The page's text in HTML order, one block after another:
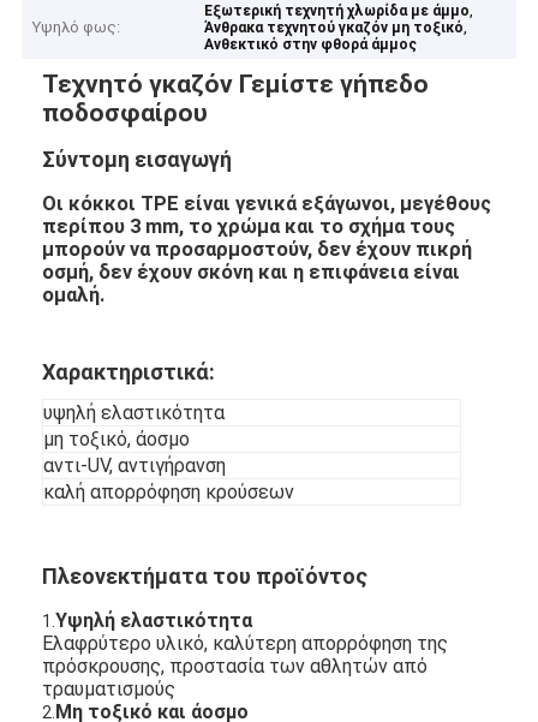
Υψηλό φως:
Εξωτερική τεχνητή χλωρίδα με άμμο,
Άνθρακα τεχνητού γκαζόν μη τοξικό,
Ανθεκτικό στην φθορά άμμος
Τεχνητό γκαζόν Γεμίστε γήπεδο
ποδοσφαίρου
Σύντομη εισαγωγή
Οι κόκκοι TPE είναι γενικά εξάγωνοι, μεγέθους
περίπου 3 mm, το χρώμα και το σχήμα τους
μπορούν να προσαρμοστούν, δεν έχουν πικρή
οσμή, δεν έχουν σκόνη και η επιφάνεια είναι
ομαλή.
Χαρακτηριστικά:
υψηλή ελαστικότητα
μη τοξικό, άοσμο
αντι-UV, αντιγήρανση
καλή απορρόφηση κρούσεων
Πλεονεκτήματα του προϊόντος
1. Υψηλή ελαστικότητα
Ελαφρύτερο υλικό, καλύτερη απορρόφηση της
πρόσκρουσης, προστασία των αθλητών από
τραυματισμούς
2. Μη τοξικό και άοσμο